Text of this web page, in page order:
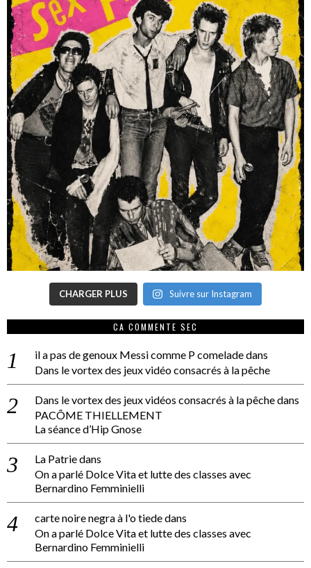
CHARGER PLUS Suivre sur Instagram
CA COMMENTE SEC
il a pas de genoux Messi comme P comeladedans
Dans le vortex des jeux vidéo consacrés à la pêche
Dans le vortex des jeux vidéos consacrés à la pêchedans
PACÔME THIELLEMENT
La séance d’Hip Gnose
La Patriedans
On a parlé Dolce Vita et lutte des classes avec
Bernardino Femminielli
carte noire negra à l'o tiededans
On a parlé Dolce Vita et lutte des classes avec
Bernardino Femminielli